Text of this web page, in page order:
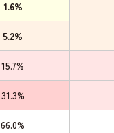
1.6%
5.2%
15.7%
31.3%
66.0%